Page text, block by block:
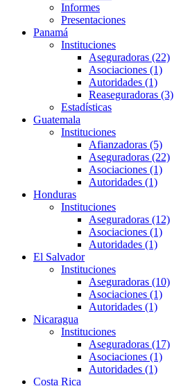
Informes
Presentaciones
Panamá
Instituciones
Aseguradoras (22)
Asociaciones (1)
Autoridades (1)
Reaseguradoras (3)
Estadísticas
Guatemala
Instituciones
Afianzadoras (5)
Aseguradoras (22)
Asociaciones (1)
Autoridades (1)
Honduras
Instituciones
Aseguradoras (12)
Asociaciones (1)
Autoridades (1)
El Salvador
Instituciones
Aseguradoras (10)
Asociaciones (1)
Autoridades (1)
Nicaragua
Instituciones
Aseguradoras (17)
Asociaciones (1)
Autoridades (1)
Costa Rica